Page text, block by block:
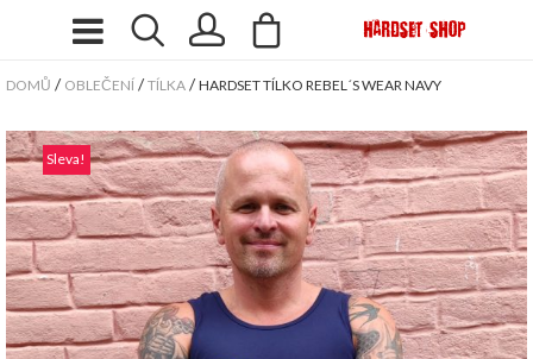
DOMŮ / OBLEČENÍ /TÍLKA /HARDSET TÍLKO REBEL´S WEAR NAVY
Sleva!